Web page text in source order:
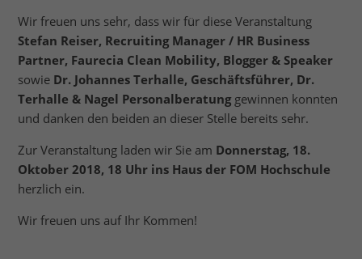
Wir freuen uns sehr, dass wir für diese Veranstaltung
Stefan Reiser, Recruiting Manager / HR Business
Partner, Faurecia Clean Mobility, Blogger & Speaker
sowie Dr. Johannes Terhalle, Geschäftsführer, Dr.
Terhalle & Nagel Personalberatung gewinnen konnten
und danken den beiden an dieser Stelle bereits sehr.
Zur Veranstaltung laden wir Sie am Donnerstag, 18.
Oktober 2018, 18 Uhr ins Haus der FOM Hochschule
herzlich ein.
Wir freuen uns auf Ihr Kommen!